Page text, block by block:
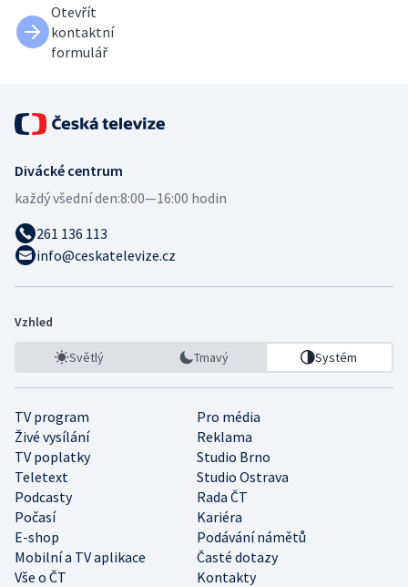
Otevřít
kontaktní
formulář
Divácké centrum
každý všední den:8:00—16:00 hodin
261 136 113
info@ceskatelevize.cz
Vzhled
Světlý Tmavý Systém
TV program
Pro média
Živé vysílání
Reklama
TV poplatky
Studio Brno
Teletext
Studio Ostrava
Podcasty
Rada ČT
Počasí
Kariéra
E-shop
Podávání námětů
Mobilní a TV aplikace
Časté dotazy
Vše o ČT
Kontakty